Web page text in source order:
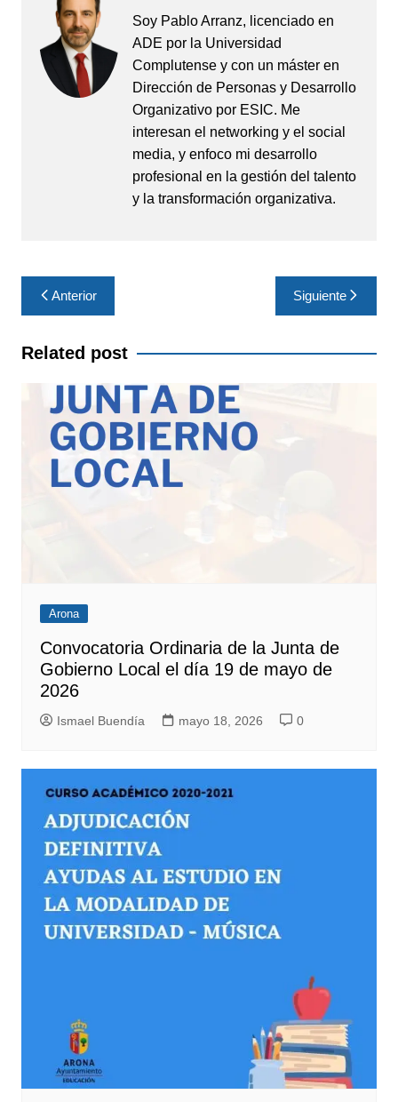
Soy Pablo Arranz, licenciado en
ADE por la Universidad
Complutense y con un máster en
Dirección de Personas y Desarrollo
Organizativo por ESIC. Me
interesan el networking y el social
media, y enfoco mi desarrollo
profesional en la gestión del talento
y la transformación organizativa.
Navegación
de
entradas
Anterior Siguiente
Related post
Arona
Convocatoria Ordinaria de la Junta de
Gobierno Local el día 19 de mayo de
2026
Ismael Buendía mayo 18, 2026 0